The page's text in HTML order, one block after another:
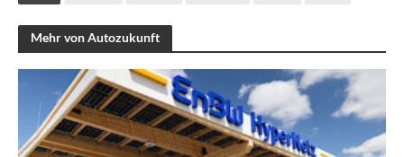
Mehr von Autozukunft